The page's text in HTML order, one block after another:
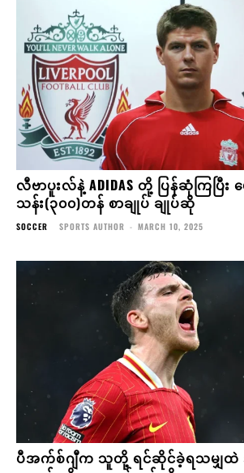
လီဗာပူးလ်နဲ့ ADIDAS တို့ ပြန်ဆုံကြပြီး ပ
သန်း(၃၀၀)တန် စာချုပ် ချုပ်ဆို
SOCCER SPORTS AUTHOR - MARCH 10, 2025
ပီအက်စ်ဂျီက သူတို့ ရင်ဆိုင်ခဲ့ရသမျှထဲ